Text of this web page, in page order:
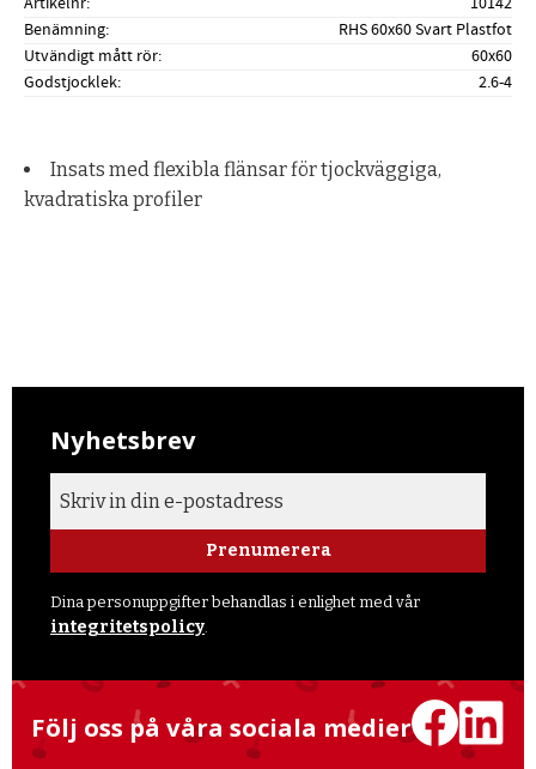
Benämning
RHS 60x60 Svart Plastfot
Utvändigt mått rör
60x60
Godstjocklek
2.6-4
Insats med flexibla flänsar för tjockväggiga,
kvadratiska profiler
Nyhetsbrev
Prenumerera
Dina personuppgifter behandlas i enlighet med vår
integritetspolicy
Följ oss på våra sociala medier